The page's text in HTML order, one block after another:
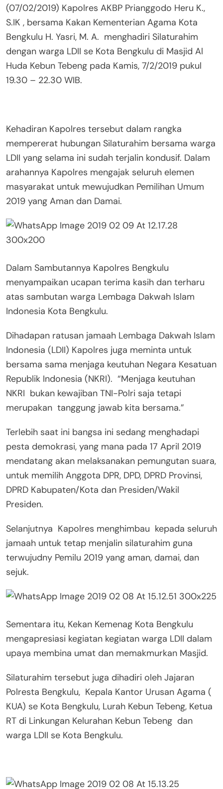
(07/02/2019) Kapolres AKBP Prianggodo Heru K.,
S.IK , bersama Kakan Kementerian Agama Kota
Bengkulu H. Yasri, M. A. menghadiri Silaturahim
dengan warga LDII se Kota Bengkulu di Masjid Al
Huda Kebun Tebeng pada Kamis, 7/2/2019 pukul
19.30 – 22.30 WIB.
Kehadiran Kapolres tersebut dalam rangka
mempererat hubungan Silaturahim bersama warga
LDII yang selama ini sudah terjalin kondusif. Dalam
arahannya Kapolres mengajak seluruh elemen
masyarakat untuk mewujudkan Pemilihan Umum
2019 yang Aman dan Damai.
Dalam Sambutannya Kapolres Bengkulu
menyampaikan ucapan terima kasih dan terharu
atas sambutan warga Lembaga Dakwah Islam
Indonesia Kota Bengkulu.
Dihadapan ratusan jamaah Lembaga Dakwah Islam
Indonesia (LDII) Kapolres juga meminta untuk
bersama sama menjaga keutuhan Negara Kesatuan
Republik Indonesia (NKRI). “Menjaga keutuhan
NKRI bukan kewajiban TNI-Polri saja tetapi
merupakan tanggung jawab kita bersama.”
Terlebih saat ini bangsa ini sedang menghadapi
pesta demokrasi, yang mana pada 17 April 2019
mendatang akan melaksanakan pemungutan suara,
untuk memilih Anggota DPR, DPD, DPRD Provinsi,
DPRD Kabupaten/Kota dan Presiden/Wakil
Presiden.
Selanjutnya Kapolres menghimbau kepada seluruh
jamaah untuk tetap menjalin silaturahim guna
terwujudny Pemilu 2019 yang aman, damai, dan
sejuk.
Sementara itu, Kekan Kemenag Kota Bengkulu
mengapresiasi kegiatan kegiatan warga LDII dalam
upaya membina umat dan memakmurkan Masjid.
Silaturahim tersebut juga dihadiri oleh Jajaran
Polresta Bengkulu, Kepala Kantor Urusan Agama (
KUA) se Kota Bengkulu, Lurah Kebun Tebeng, Ketua
RT di Linkungan Kelurahan Kebun Tebeng dan
warga LDII se Kota Bengkulu.